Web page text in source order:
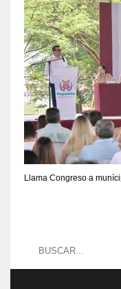
Llama Congreso a